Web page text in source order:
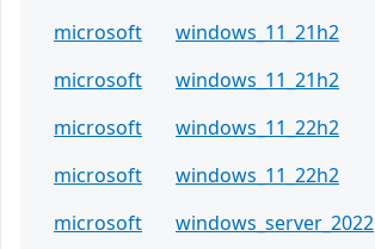
microsoft
windows_11_21h2
microsoft
windows_11_21h2
microsoft
windows_11_22h2
microsoft
windows_11_22h2
microsoft
windows_server_2022